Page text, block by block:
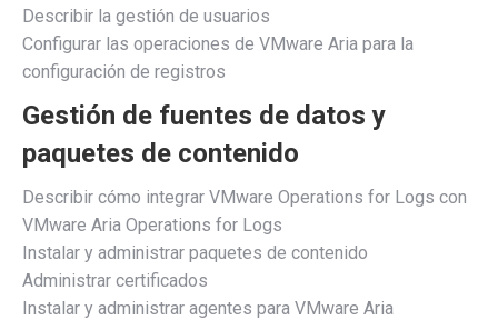
Describir la gestión de usuarios
Configurar las operaciones de VMware Aria para la
configuración de registros
Gestión de fuentes de datos y
paquetes de contenido
Describir cómo integrar VMware Operations for Logs con
VMware Aria Operations for Logs
Instalar y administrar paquetes de contenido
Administrar certificados
Instalar y administrar agentes para VMware Aria